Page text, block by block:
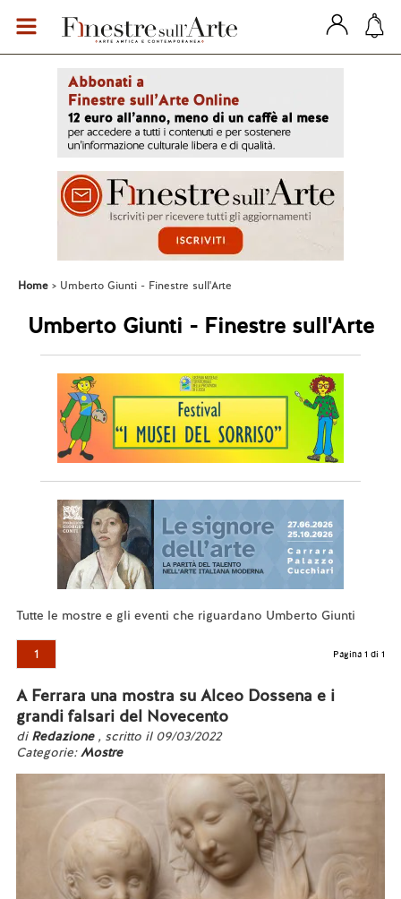
Home Umberto Giunti - Finestre sull'Arte
Umberto Giunti - Finestre sull'Arte
Tutte le mostre e gli eventi che riguardano Umberto Giunti
1 Pagina 1 di 1
A Ferrara una mostra su Alceo Dossena e i
grandi falsari del Novecento
di Redazione , scritto il 09/03/2022
Categorie:Mostre